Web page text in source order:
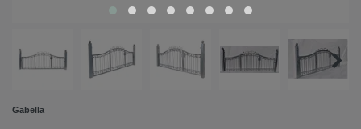
Gabella